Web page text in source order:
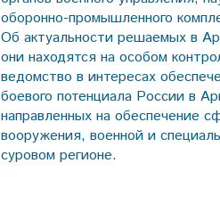
оборонно-промышленного
Об актуальности решаемых в
они находятся на особом
ведомство в интересах
боевого потенциала России в
направленных на обеспечение
вооружения, военной и
суровом регионе.